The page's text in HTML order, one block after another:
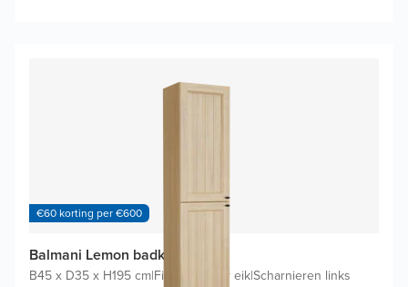
€60 korting per €600
Balmani Lemon badkamerkast
B45 x D35 x H195 cm|Fineer natuur eik|Scharnieren links